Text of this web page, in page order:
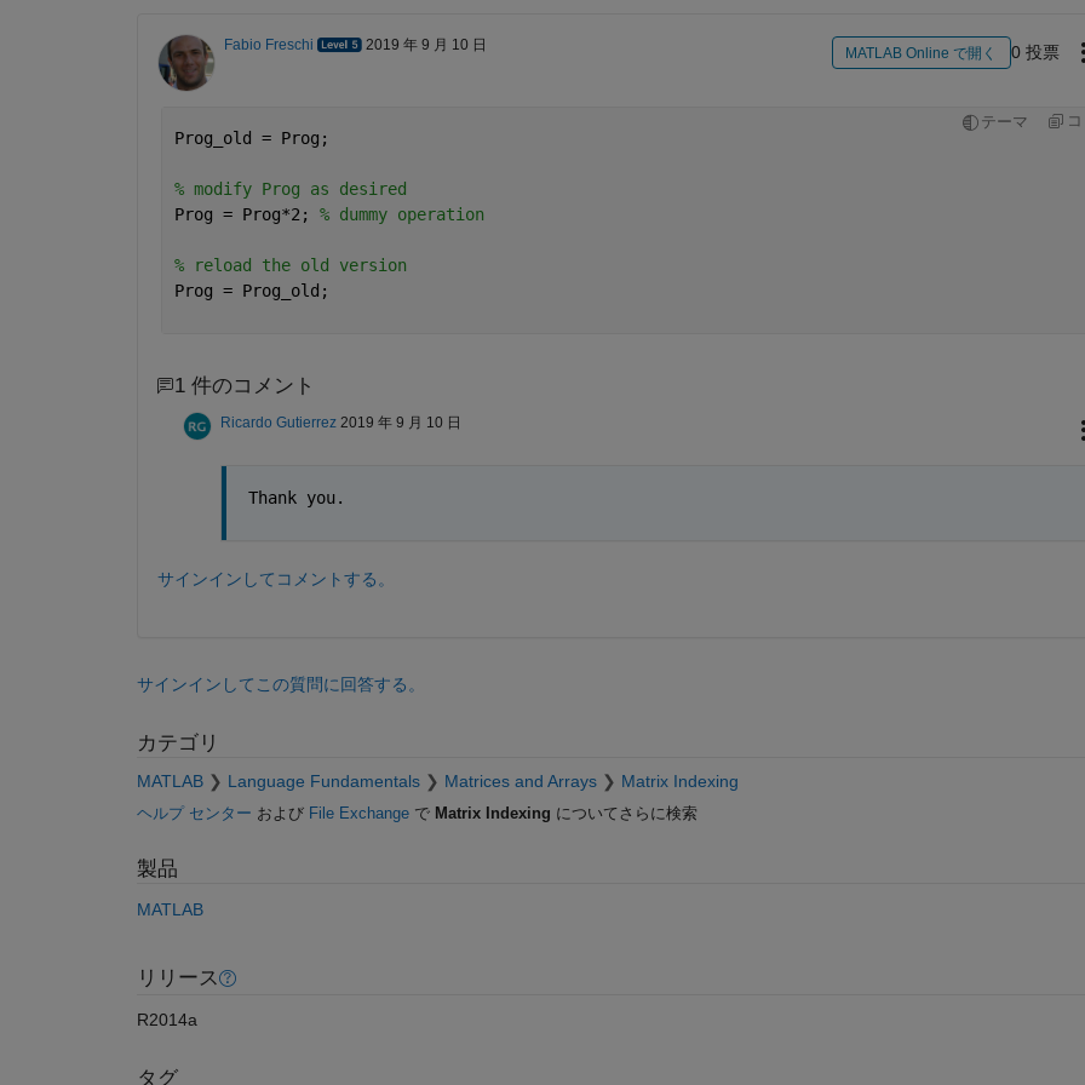
Fabio Freschi 2019 年 9 月 10 日 MATLAB Online で開く 0 投票
テーマ
Prog_old = Prog;
% modify Prog as desired
Prog = Prog*2; % dummy operation
% reload the old version
Prog = Prog_old;
1 件のコメント
Ricardo Gutierrez 2019 年 9 月 10 日
Thank you.
サインインしてコメントする。
サインインしてこの質問に回答する。
カテゴリ
MATLAB Language Fundamentals Matrices and Arrays Matrix Indexing
ヘルプ センター および File Exchangeで Matrix Indexing についてさらに検索
製品
MATLAB
リリース
R2014a
タグ